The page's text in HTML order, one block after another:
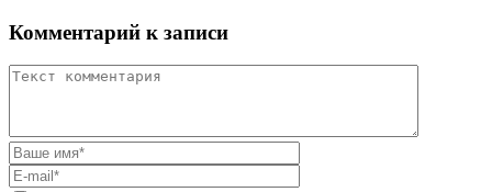
Комментарий к записи